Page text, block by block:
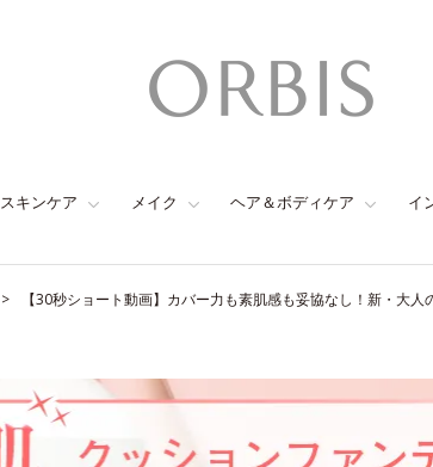
スキンケア メイク ヘア＆ボディケア イ
【30秒ショート動画】カバー力も素肌感も妥協なし！新・大